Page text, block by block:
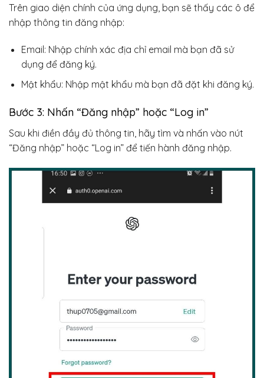
Trên giao diện chính của ứng dụng, bạn sẽ thấy các ô để
nhập thông tin đăng nhập:
Email: Nhập chính xác địa chỉ email mà bạn đã sử
dụng để đăng ký.
Mật khẩu: Nhập mật khẩu mà bạn đã đặt khi đăng ký.
Bước 3: Nhấn “Đăng nhập” hoặc “Log in”
Sau khi điền đầy đủ thông tin, hãy tìm và nhấn vào nút
“Đăng nhập” hoặc “Log in” để tiến hành đăng nhập.